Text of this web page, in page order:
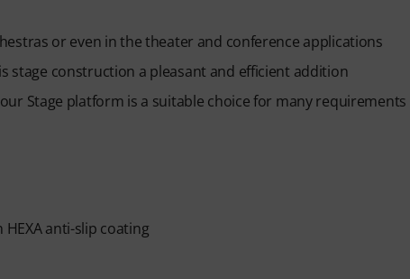
or even in the theater and conference applications
stage construction a pleasant and efficient addition
Stage platform is a suitable choice for many requirements
anti-slip coating